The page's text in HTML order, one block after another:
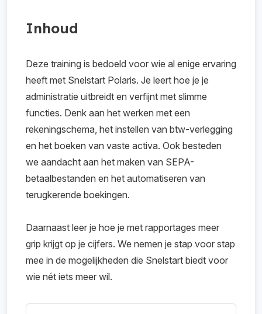
Inhoud
Deze training is bedoeld voor wie al enige ervaring
heeft met Snelstart Polaris. Je leert hoe je je
administratie uitbreidt en verfijnt met slimme
functies. Denk aan het werken met een
rekeningschema, het instellen van btw-verlegging
en het boeken van vaste activa. Ook besteden
we aandacht aan het maken van SEPA-
betaalbestanden en het automatiseren van
terugkerende boekingen.
Daarnaast leer je hoe je met rapportages meer
grip krijgt op je cijfers. We nemen je stap voor stap
mee in de mogelijkheden die Snelstart biedt voor
wie nét iets meer wil.